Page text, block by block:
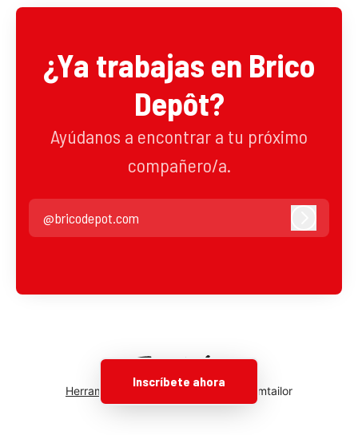
Inscríbete ahora
¿Ya trabajas en Brico
Depôt?
Ayúdanos a encontrar a tu próximo
compañero/a.
@bricodepot.com
Herramientas de seguimientode Teamtailor